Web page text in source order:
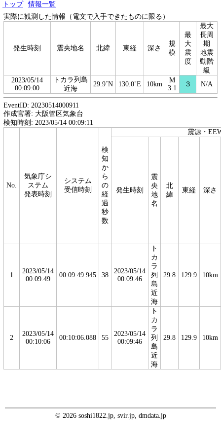
トップ
情報一覧
実際に観測した情報（電文で入手できたものに限る）
発生時刻 震央地名 北緯 東経 深さ
規
模
最
大
震
度
最大
長周
期
地震
動階
級
2023/05/14
00:09:00
トカラ列島
近海
29.9˚N 130.0˚E 10km
M
3.1
３ N/A
EventID: 20230514000911
作成官署: 大阪管区気象台
検知時刻: 2023/05/14 00:09:11
No.
気象庁シ
ステム
発表時刻
システム
受信時刻
検
知
か
ら
の
経
過
秒
数
震源・
発生時刻
震
央
地
名
北
緯
東経 深さ
1
2023/05/14
00:09:49
00:09:49.945 38
2023/05/14
00:09:46
ト
カ
ラ
列
島
近
海
29.8 129.9 10km
2
2023/05/14
00:10:06
00:10:06.088 55
2023/05/14
00:09:46
ト
カ
ラ
列
島
近
海
29.8 129.9 10km
© 2026 soshi1822.jp, svir.jp, dmdata.jp